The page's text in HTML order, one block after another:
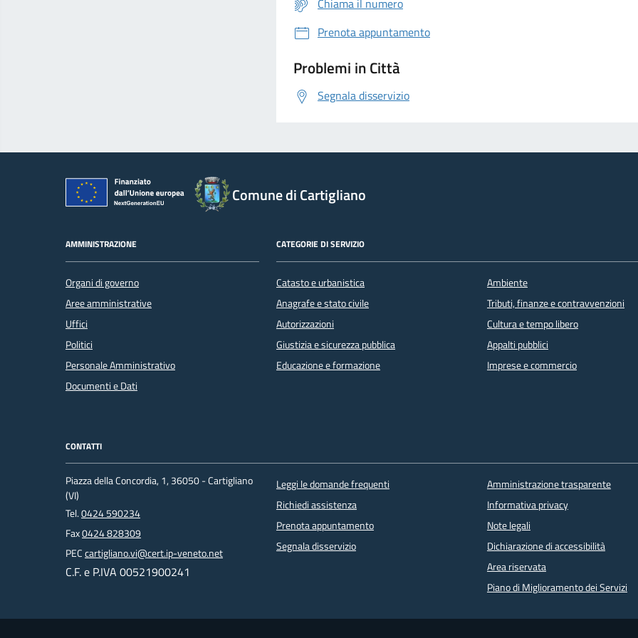
Prenota appuntamento
Problemi in Città
Segnala disservizio
Comune di Cartigliano
AMMINISTRAZIONE
Organi di governo
Aree amministrative
Uffici
Politici
Personale Amministrativo
Documenti e Dati
CATEGORIE DI SERVIZIO
Catasto e urbanistica
Anagrafe e stato civile
Autorizzazioni
Giustizia e sicurezza pubblica
Educazione e formazione
Ambiente
Tributi, finanze e contravvenzioni
Cultura e tempo libero
Appalti pubblici
Imprese e commercio
CONTATTI
Piazza della Concordia, 1, 36050 - Cartigliano
(VI)
Tel.0424 590234
Fax0424 828309
PECcartigliano.vi@cert.ip-veneto.net
C.F. e P.IVA 00521900241
Leggi le domande frequenti
Richiedi assistenza
Prenota appuntamento
Segnala disservizio
Amministrazione trasparente
Informativa privacy
Note legali
Dichiarazione di accessibilità
Area riservata
Piano di Miglioramento dei Servizi